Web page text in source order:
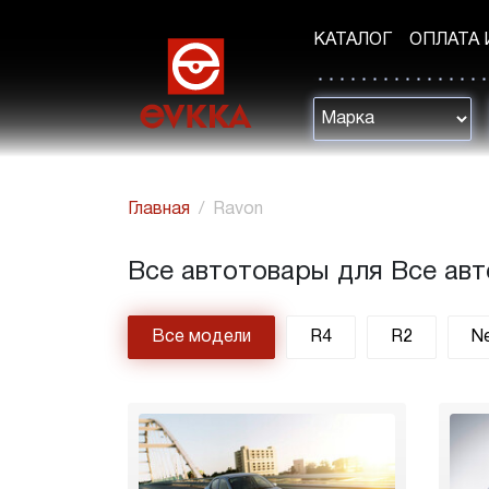
КАТАЛОГ ОПЛАТА
Главная Ravon
Все автотовары для Все
Все модели R4 R2